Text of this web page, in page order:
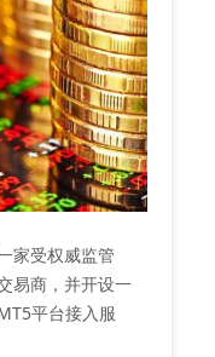
受权威监管
易商，并开设一
平台接入服